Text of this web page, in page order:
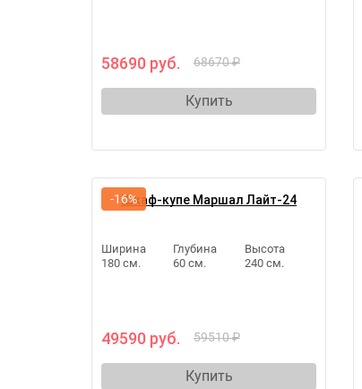
58690 руб. 68670 ₽
Купить
Шкаф-купе Маршал Лайт-24
Ширина
180 см.
Глубина
60 см.
Высота
240 см.
49590 руб. 59510 ₽
Купить
-16%